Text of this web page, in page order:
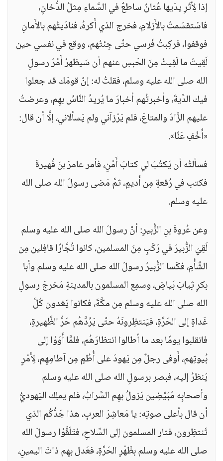
إذا لِأثَرِ يدَيها عُثانٌ ساطعٌ في السَّماءِ مِثلُ الدُّخانِ،
فاسْتقسَمتُ بالأَزلامِ، فخرج الذي أَكرهُ، فنادَيتُهم بالأَمانِ
فوقفوا، فركِبتُ فَرسي حتَّى جِئتُهم، ووقع في نفسي حين
لَقِيتُ ما لَقِيتُ مِنَ الحَبسِ عنهم أن سَيظهرُ أَمْرُ رسولِ
الله صلى الله عليه وسلم، فقلتُ له: إنَّ قومَك قد جعلوا
فيك الدِّيةَ، وأخبرتُهم أخبارَ ما يُريدُ النَّاسُ بهِم، وعرضتُ
عليهم الزَّادَ والمتاعَ، فلم يَرْزآني ولم يَسألاني، إلَّا أن قال:
«أَخْفِ عَنَّا».
فسألتُه أن يَكتُبَ لي كتابَ أَمْنٍ، فأمر عامرَ بنَ فُهيرةَ
فكتب في رُقعةٍ مِن أَديمٍ، ثمَّ مَضى رسولُ الله صلى الله
عليه وسلم.
وعن عُروةَ بنِ الزُّبيرِ: أنَّ رسولَ الله صلى الله عليه وسلم
لَقِيَ الزُّبيرَ في رَكْبٍ مِنَ المسلمين، كانوا تُجَّارًا قافِلين مِن
الشَّأْمِ، فكَسا الزُّبيرُ رسولَ الله صلى الله عليه وسلم وأبا
بكرٍ ثِيابَ بَياضٍ، وسمِع المسلمون بالمدينةِ مَخرجَ رسولِ
الله صلى الله عليه وسلم مِن مكَّةَ، فكانوا يَغدون كُلَّ
غَداةٍ إلى الحَرَّةِ، فيَنتظِرونَهُ حتَّى يَرُدَّهُم حَرُّ الظَّهيرةِ،
فانقلبوا يومًا بعد ما أطالوا انتظارَهُم، فلمَّا أَوَوْا إلى
بُيوتِهم، أَوفى رجلٌ مِن يَهودَ على أُطُمٍ مِن آطامِهِم، لِأَمْرٍ
يَنظرُ إليه، فبصر برسولِ الله صلى الله عليه وسلم
وأصحابِه مُبَيَّضِين يَزولُ بهِم السَّرابُ، فلم يملِك اليَهوديُّ
أن قال بأعلى صوتِه: يا مَعاشِرَ العربِ، هذا جَدُّكُم الذي
تَنتظِرون، فثار المسلمون إلى السِّلاحِ، فتَلَقَّوْا رسولَ الله
صلى الله عليه وسلم بظَهْرِ الحَرَّةِ، فعَدل بهِم ذاتَ اليمينِ،